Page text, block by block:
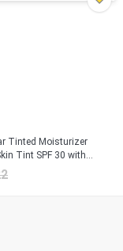
Tinted Moisturizer
Tint SPF 30 with